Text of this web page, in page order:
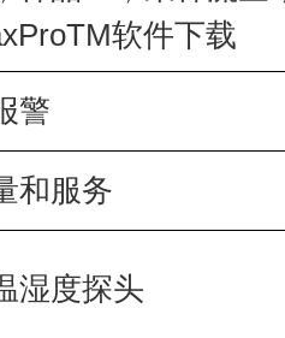
软件下载
警
和服务
湿度探头